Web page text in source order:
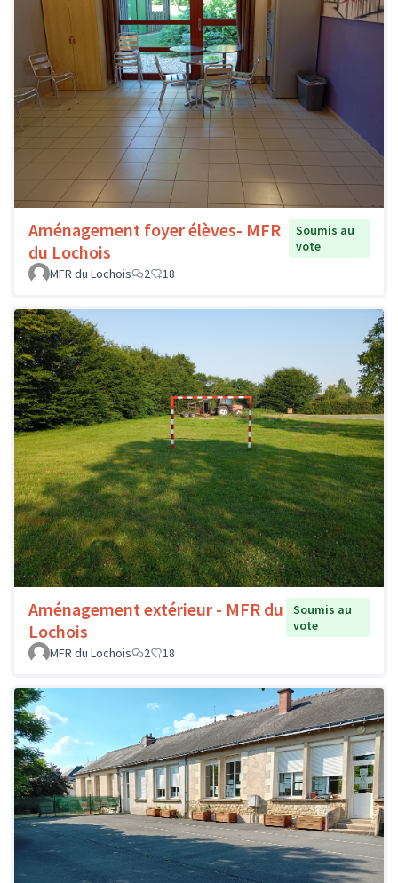
Aménagement foyer élèves- MFR
du Lochois
Soumis au
vote
MFR du Lochois
2 18
Aménagement extérieur - MFR du
Lochois
Soumis au
vote
MFR du Lochois
2 18